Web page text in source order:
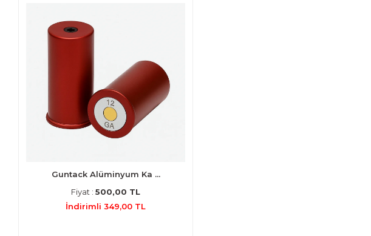
Guntack Alüminyum Ka ...
Fiyat : 500,00 TL
İndirimli 349,00 TL